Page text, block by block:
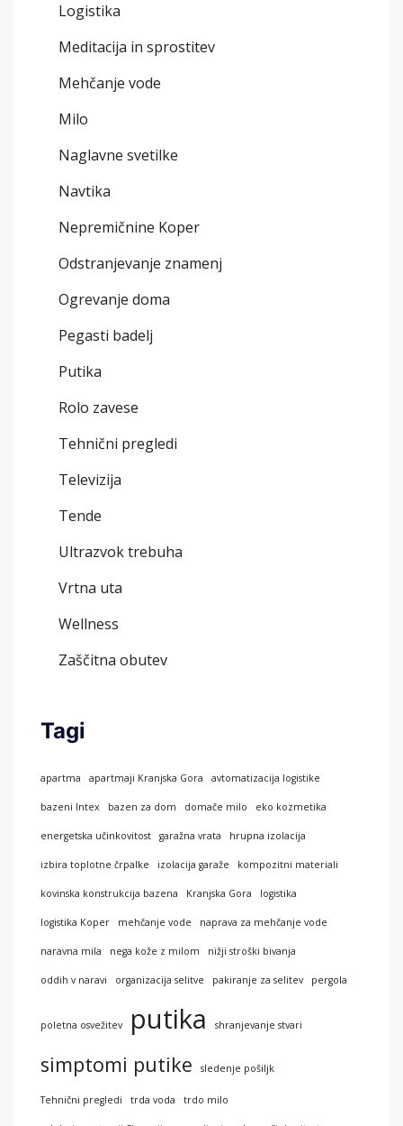
Logistika
Meditacija in sprostitev
Mehčanje vode
Milo
Naglavne svetilke
Navtika
Nepremičnine Koper
Odstranjevanje znamenj
Ogrevanje doma
Pegasti badelj
Putika
Rolo zavese
Tehnični pregledi
Televizija
Tende
Ultrazvok trebuha
Vrtna uta
Wellness
Zaščitna obutev
Tagi
apartma apartmaji Kranjska Gora avtomatizacija logistike
bazeni Intex bazen za dom domače milo eko kozmetika
energetska učinkovitost garažna vrata hrupna izolacija
izbira toplotne črpalke izolacija garaže kompozitni materiali
kovinska konstrukcija bazena Kranjska Gora logistika
logistika Koper mehčanje vode naprava za mehčanje vode
naravna mila nega kože z milom nižji stroški bivanja
oddih v naravi organizacija selitve pakiranje za selitev pergola
poletna osvežitev putika shranjevanje stvari
simptomi putike sledenje pošiljk
Tehnični pregledi trda voda trdo milo